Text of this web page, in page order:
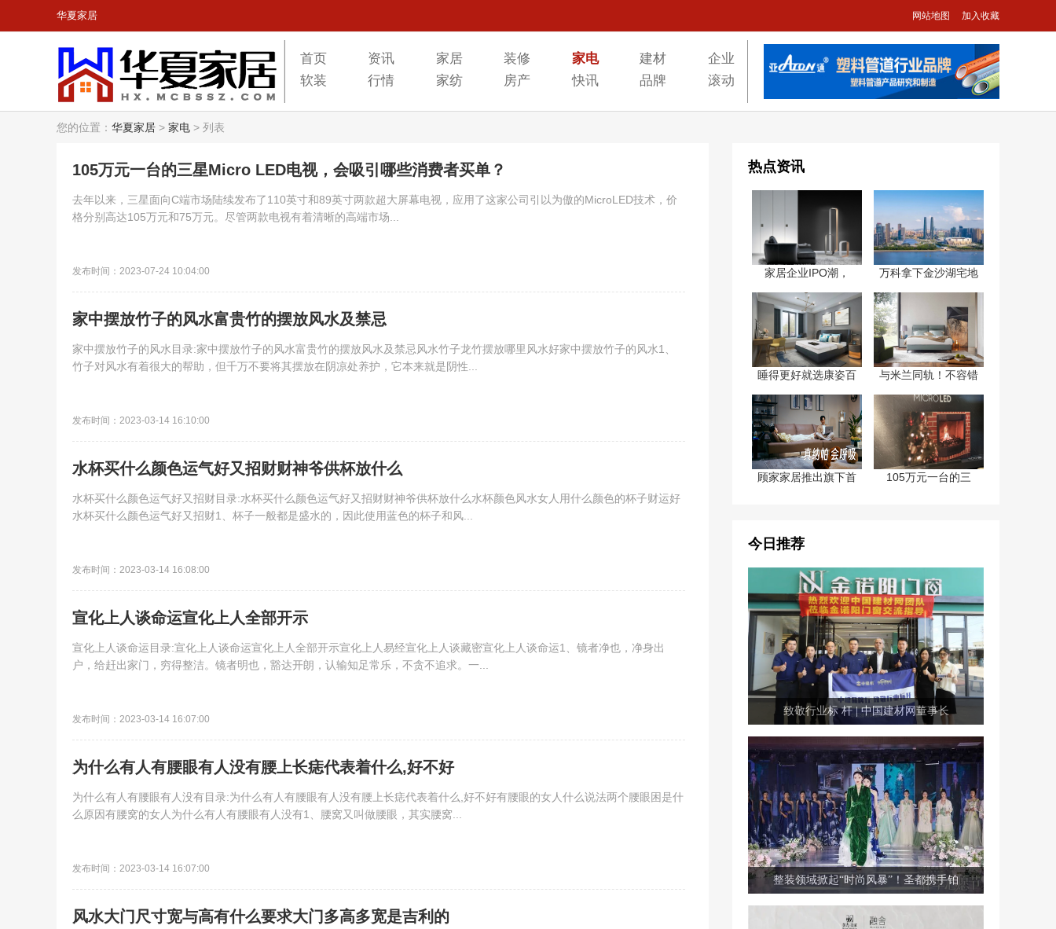
华夏家居 网站地图 加入收藏
首页 资讯 家居 装修 家电 建材
企业
软装
行情 家纺 房产 快讯 品牌 滚动
您的位置： 华夏家居 > 家电 > 列表
105万元一台的三星Micro LED电视，会吸引哪些消费者买单？
去年以来，三星面向C端市场陆续发布了110英寸和89英寸两款超大屏幕电视，应用了这家公司引以为傲的MicroLED技术，价
格分别高达105万元和75万元。尽管两款电视有着清晰的高端市场...
发布时间：2023-07-24 10:04:00
家中摆放竹子的风水富贵竹的摆放风水及禁忌
家中摆放竹子的风水目录:家中摆放竹子的风水富贵竹的摆放风水及禁忌风水竹子龙竹摆放哪里风水好家中摆放竹子的风水1、
竹子对风水有着很大的帮助，但千万不要将其摆放在阴凉处养护，它本来就是阴性...
发布时间：2023-03-14 16:10:00
水杯买什么颜色运气好又招财财神爷供杯放什么
水杯买什么颜色运气好又招财目录:水杯买什么颜色运气好又招财财神爷供杯放什么水杯颜色风水女人用什么颜色的杯子财运好
水杯买什么颜色运气好又招财1、杯子一般都是盛水的，因此使用蓝色的杯子和风...
发布时间：2023-03-14 16:08:00
宣化上人谈命运宣化上人全部开示
宣化上人谈命运目录:宣化上人谈命运宣化上人全部开示宣化上人易经宣化上人谈藏密宣化上人谈命运1、镜者净也，净身出
户，给赶出家门，穷得整洁。镜者明也，豁达开朗，认输知足常乐，不贪不追求。一...
发布时间：2023-03-14 16:07:00
为什么有人有腰眼有人没有腰上长痣代表着什么,好不好
为什么有人有腰眼有人没有目录:为什么有人有腰眼有人没有腰上长痣代表着什么,好不好有腰眼的女人什么说法两个腰眼困是什
么原因有腰窝的女人为什么有人有腰眼有人没有1、腰窝又叫做腰眼，其实腰窝...
发布时间：2023-03-14 16:07:00
风水大门尺寸宽与高有什么要求大门多高多宽是吉利的
热点资讯
家居企业IPO潮， 万科拿下金沙湖宅地
睡得更好就选康姿百 与米兰同轨！不容错
顾家家居推出旗下首 105万元一台的三
今日推荐
致敬行业标 杆 | 中国建材网董事长
整装领域掀起“时尚风暴”！圣都携手铂